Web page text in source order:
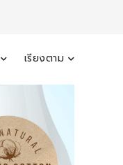
เรียงตาม